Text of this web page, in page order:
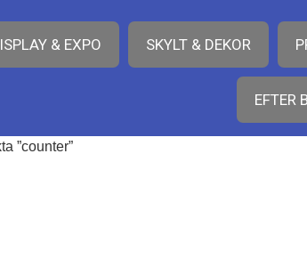
& EXPO SKYLT & DEKOR
EFTER
”counter”